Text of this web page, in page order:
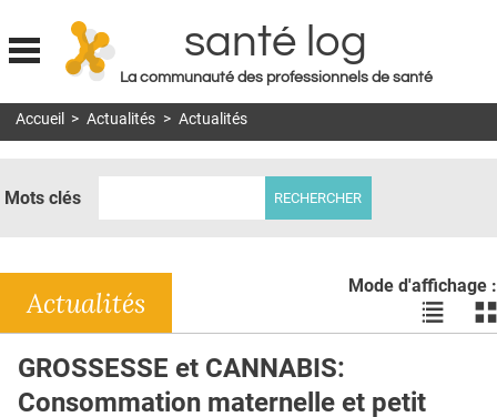
Jump to navigation
santé log
La communauté des professionnels de santé
MON COMPTE
DOSSIERS
RÉSEAUX
E-REVUE SAD
Accueil > Actualités > Actualités
Mots clés
Mode d'affichage :
Voir
les
liste
les
Actualités
GROSSESSE et CANNABIS:
Consommation maternelle et petit